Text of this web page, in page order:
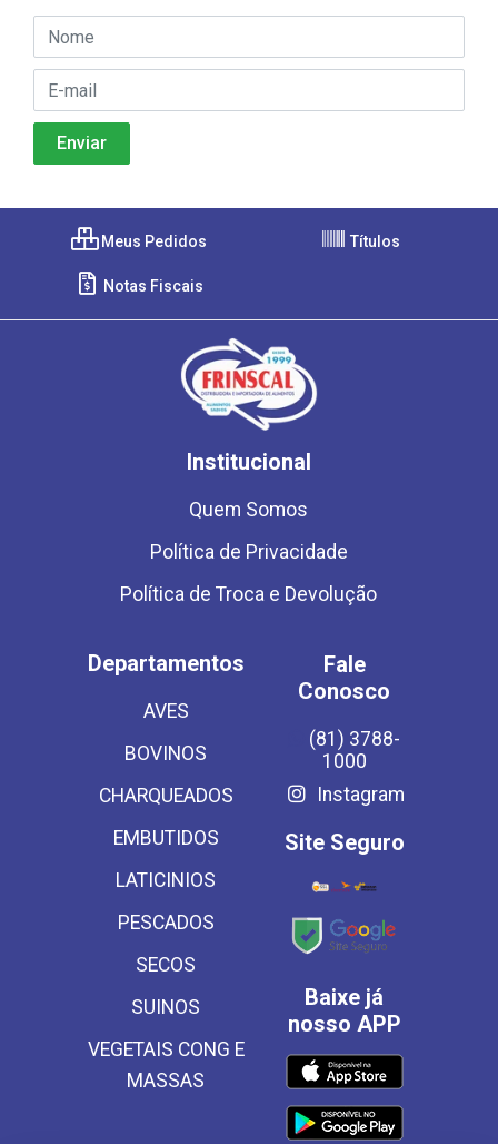
Meus Pedidos Títulos
Notas Fiscais
Institucional
Quem Somos
Política de Privacidade
Política de Troca e Devolução
Departamentos
AVES
BOVINOS
CHARQUEADOS
EMBUTIDOS
LATICINIOS
PESCADOS
SECOS
SUINOS
VEGETAIS CONG E
MASSAS
Fale
Conosco
(81) 3788-
1000
Instagram
Site Seguro
Baixe já
nosso APP